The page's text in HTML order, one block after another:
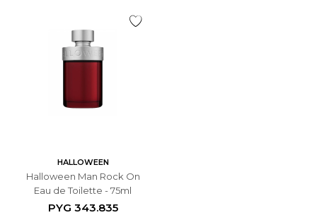
HALLOWEEN
Halloween Man Rock On
Eau de Toilette - 75ml
PYG 343.835